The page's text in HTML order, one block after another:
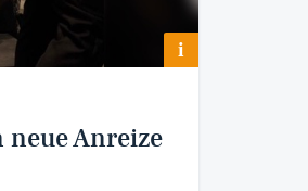
i
neue Anreize